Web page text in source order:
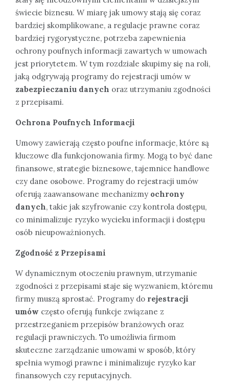
świecie biznesu. W miarę jak umowy stają się coraz
bardziej skomplikowane, a regulacje prawne coraz
bardziej rygorystyczne, potrzeba zapewnienia
ochrony poufnych informacji zawartych w umowach
jest priorytetem. W tym rozdziale skupimy się na roli,
jaką odgrywają programy do rejestracji umów w
zabezpieczaniu danych oraz utrzymaniu zgodności
z przepisami.
Ochrona Poufnych Informacji
Umowy zawierają często poufne informacje, które są
kluczowe dla funkcjonowania firmy. Mogą to być dane
finansowe, strategie biznesowe, tajemnice handlowe
czy dane osobowe. Programy do rejestracji umów
oferują zaawansowane mechanizmy ochrony
danych, takie jak szyfrowanie czy kontrola dostępu,
co minimalizuje ryzyko wycieku informacji i dostępu
osób nieupoważnionych.
Zgodność z Przepisami
W dynamicznym otoczeniu prawnym, utrzymanie
zgodności z przepisami staje się wyzwaniem, któremu
firmy muszą sprostać. Programy do rejestracji
umów często oferują funkcje związane z
przestrzeganiem przepisów branżowych oraz
regulacji prawniczych. To umożliwia firmom
skuteczne zarządzanie umowami w sposób, który
spełnia wymogi prawne i minimalizuje ryzyko kar
finansowych czy reputacyjnych.